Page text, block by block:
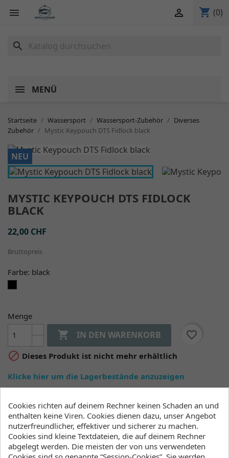
 shopping_cart (0)

search
MENÜ
Startseite Wassersport Wassersport-Zubehör
Diverses
Zubehör
Mystic Keypouch DTS Fidlock black
NEU
MYSTIC KEYPOUCH DTS FIDLOCK
BLACK
22,00 CHF
Bruttopreis
Farbe: black
Menge
 IN DEN WARENKORB
favorite_border
 Dieses Produkt ist nicht mehr erhältlich
Klicke hier um die Lagerbestände anzuzeigen
Beschreibung
Artikeldetails
Lagerbestand
Cookies richten auf deinem Rechner keinen Schaden an und
enthalten keine Viren. Cookies dienen dazu, unser Angebot
nutzerfreundlicher, effektiver und sicherer zu machen.
Cookies sind kleine Textdateien, die auf deinem Rechner
abgelegt werden. Die meisten der von uns verwendeten